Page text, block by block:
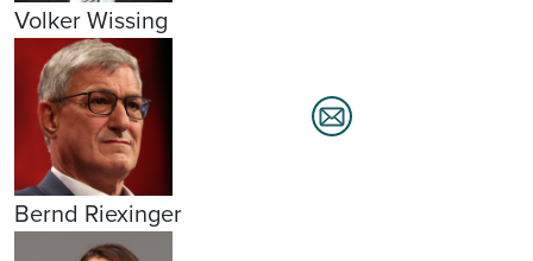
Volker Wissing
Bernd Riexinger